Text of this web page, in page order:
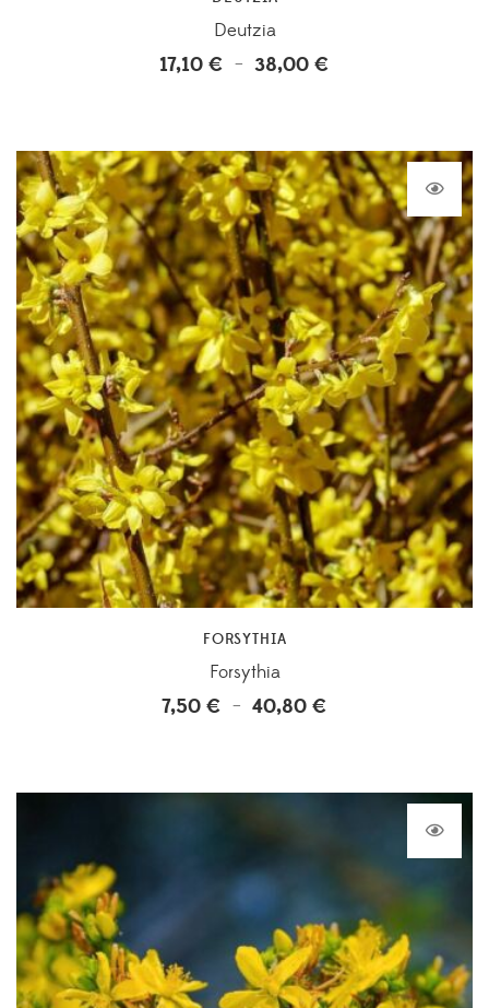
Deutzia
17,10 € – 38,00 €
17,10 €
à
38,00 €
FORSYTHIA
Forsythia
7,50 € – 40,80 €
7,50 €